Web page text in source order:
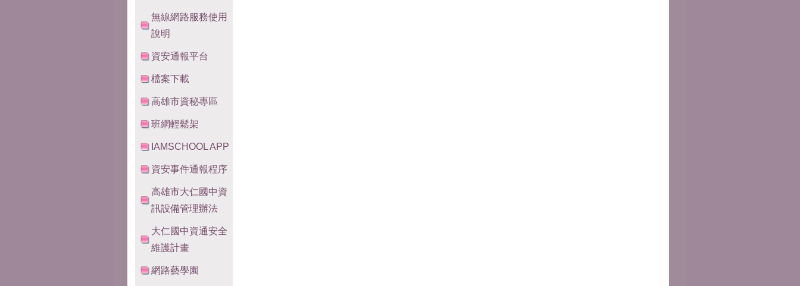
無線網路服務使用
說明
資安通報平台
檔案下載
高雄市資秘專區
班網輕鬆架
IAMSCHOOL APP
資安事件通報程序
高雄市大仁國中資
訊設備管理辦法
大仁國中資通安全
維護計畫
網路藝學園